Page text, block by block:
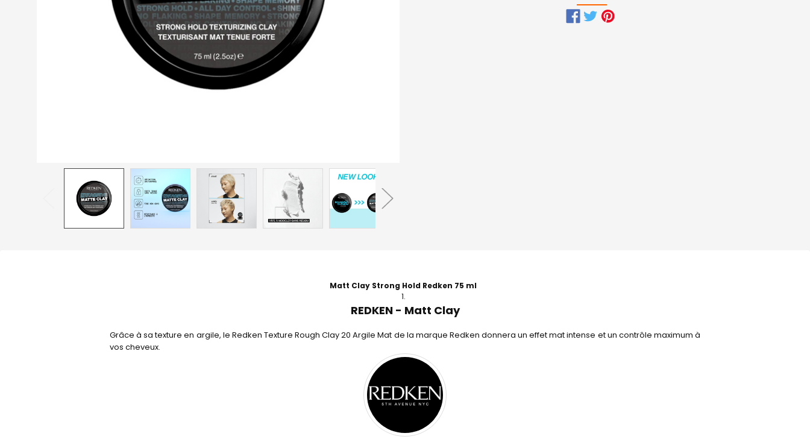
Matt Clay Strong Hold Redken 75 ml
REDKEN - Matt Clay
Grâce à sa texture en argile, le Redken Texture Rough Clay 20 Argile Mat de la marque Redken donnera un effet mat intense et un contrôle maximum à
vos cheveux.